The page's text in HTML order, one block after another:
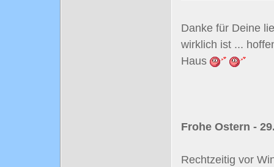
Danke für Deine
wirklich ist ...
Haus
Frohe Ostern -
Rechtzeitig vor